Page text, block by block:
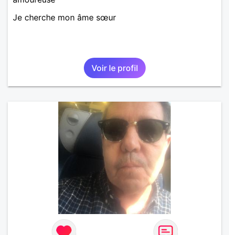
Je cherche mon âme sœur
Voir le profil